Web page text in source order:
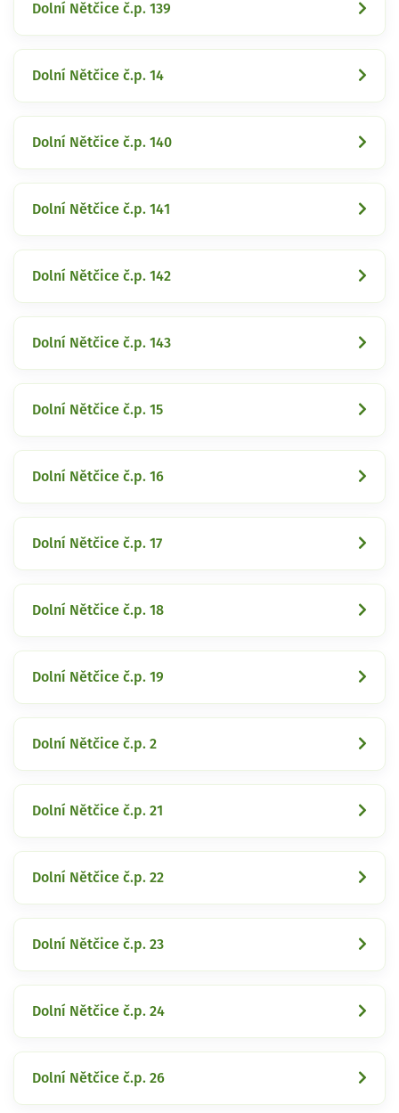
Dolní Nětčice č.p. 139
Dolní Nětčice č.p. 14
Dolní Nětčice č.p. 140
Dolní Nětčice č.p. 141
Dolní Nětčice č.p. 142
Dolní Nětčice č.p. 143
Dolní Nětčice č.p. 15
Dolní Nětčice č.p. 16
Dolní Nětčice č.p. 17
Dolní Nětčice č.p. 18
Dolní Nětčice č.p. 19
Dolní Nětčice č.p. 2
Dolní Nětčice č.p. 21
Dolní Nětčice č.p. 22
Dolní Nětčice č.p. 23
Dolní Nětčice č.p. 24
Dolní Nětčice č.p. 26